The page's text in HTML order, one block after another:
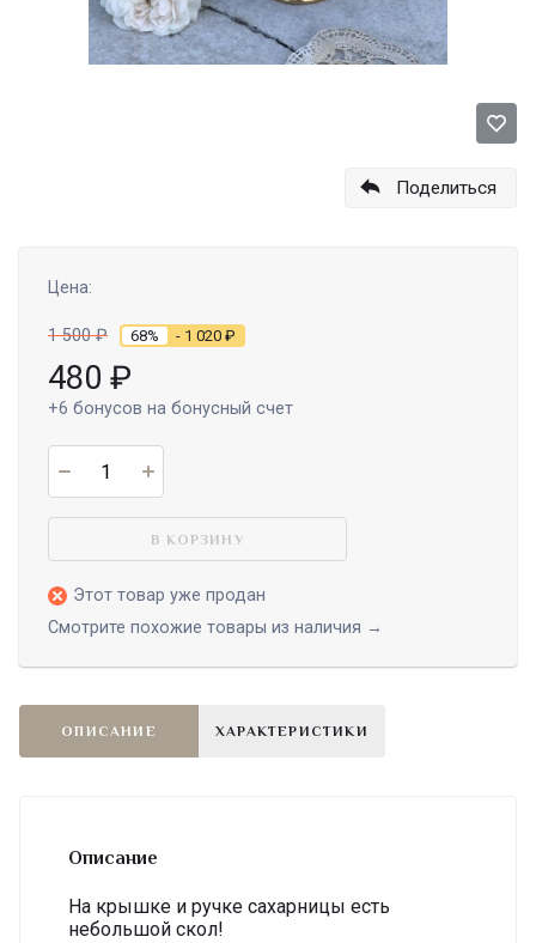
Поделиться
Цена:
1 500₽ 68% - 1 020 ₽
480 ₽
+6 бонусов на бонусный счет
В КОРЗИНУ
Этот товар уже продан
Смотрите похожие товары из наличия →
ОПИСАНИЕ ХАРАКТЕРИСТИКИ
Описание
На крышке и ручке сахарницы есть
небольшой скол!